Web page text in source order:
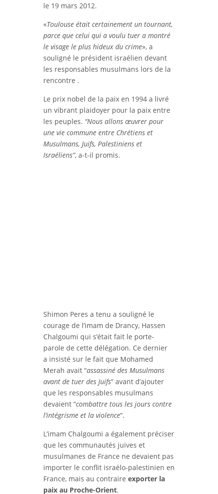
le 19 mars 2012.
«Toulouse était certainement un tournant,
parce que celui qui a voulu tuer a montré
le visage le plus hideux du crime», a
souligné le président israélien devant
les responsables musulmans lors de la
rencontre .
Le prix nobel de la paix en 1994 a livré
un vibrant plaidoyer pour la paix entre
les peuples. “Nous allons œuvrer pour
une vie commune entre Chrétiens et
Musulmans, Juifs, Palestiniens et
Israéliens”, a-t-il promis.
Shimon Peres a tenu a souligné le
courage de l’imam de Drancy, Hassen
Chalgoumi qui s’était fait le porte-
parole de cette délégation. Ce dernier
a insisté sur le fait que Mohamed
Merah avait “assassiné des Musulmans
avant de tuer des Juifs” avant d’ajouter
que les responsables musulmans
devaient “combattre tous les jours contre
l’intégrisme et la violence“.
L’imam Chalgoumi a également préciser
que les communautés juives et
musulmanes de France ne devaient pas
importer le conflit israélo-palestinien en
France, mais au contraire exporter la
paix au Proche-Orient.